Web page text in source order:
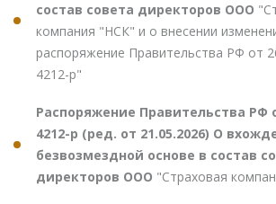
состав совета директоров ООО
компания "НСК" и о внесении
распоряжение Правительства РФ от
4212-р"
Распоряжение Правительства РФ
4212-р (ред. от 21.05.2026) О
безвозмездной основе в состав
директоров ООО "Страховая